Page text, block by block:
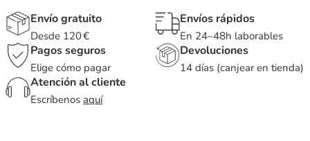
Envío gratuito
Desde 120 €
Envíos rápidos
En 24–48h laborables
Pagos seguros
Elige cómo pagar
Devoluciones
14 días (canjear en tienda)
Atención al cliente
Escríbenos aquí